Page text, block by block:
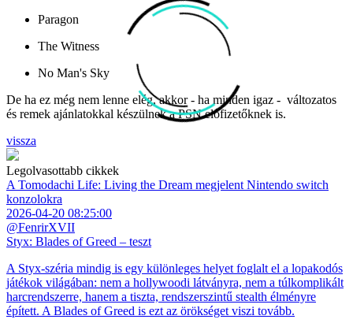
Paragon
The Witness
No Man's Sky
De ha ez még nem lenne elég, akkor - ha minden igaz - változatos
és remek ajánlatokkal készülnek a PSN előfizetőknek is.
vissza
Legolvasottabb cikkek
A Tomodachi Life: Living the Dream megjelent Nintendo switch
konzolokra
2026-04-20 08:25:00
@FenrirXVII
Styx: Blades of Greed – teszt
A Styx-széria mindig is egy különleges helyet foglalt el a lopakodós
játékok világában: nem a hollywoodi látványra, nem a túlkomplikált
harcrendszerre, hanem a tiszta, rendszerszintű stealth élményre
épített. A Blades of Greed is ezt az örökséget viszi tovább.